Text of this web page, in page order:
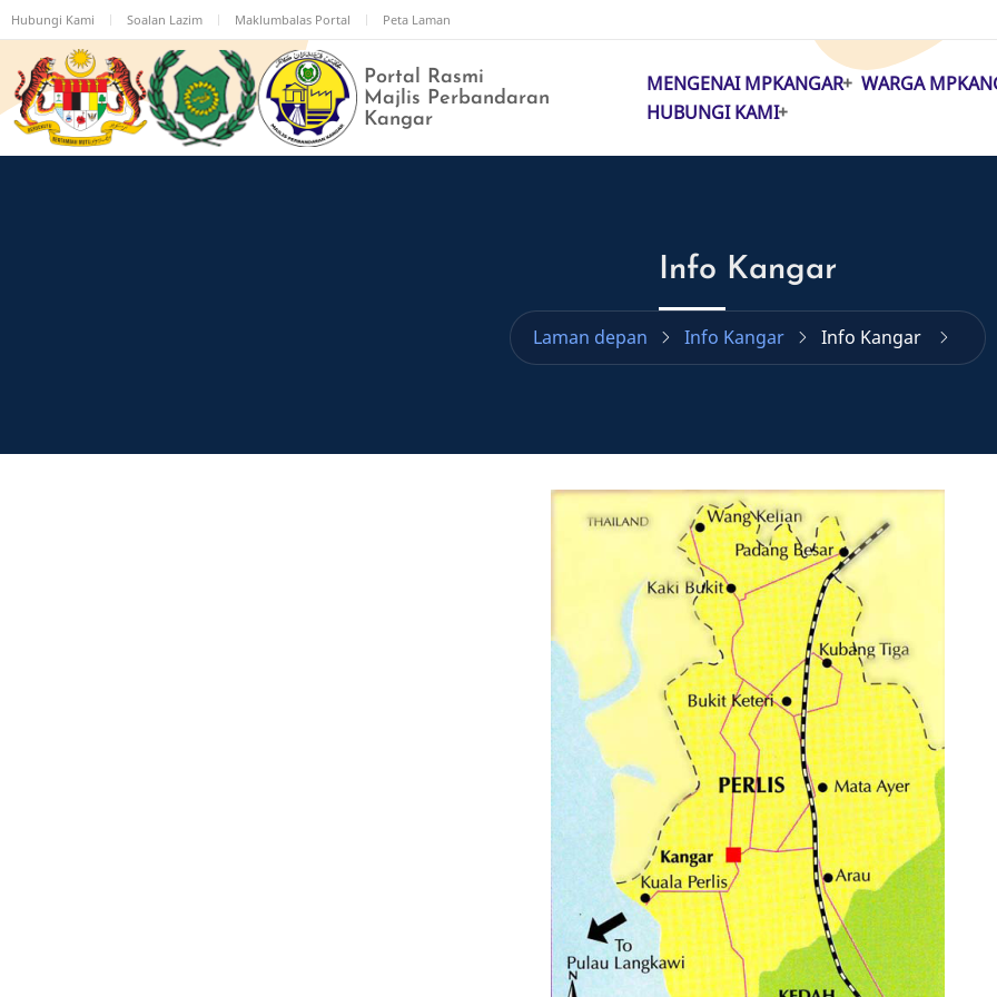
Langkau
ke
kandungan
utama
Hubungi Kami Soalan Lazim Maklumbalas Portal Peta Laman
Portal Rasmi
Majlis Perbandaran
Kangar
MAIN
MENGENAI MPKANGAR WARGA
HUBUNGI KAMI
Info Kangar
Laman depan Info Kangar Info Kangar